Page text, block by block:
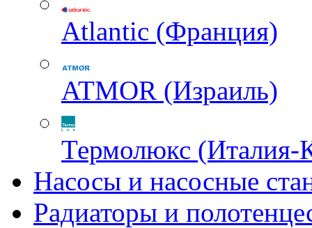
Atlantic (Франция)
ATMOR (Израиль)
Термолюкс (Италия-
Насосы и насосные
Радиаторы и